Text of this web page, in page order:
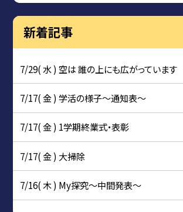
新着記事
7/29( 水 ) 空は 誰の上にも広がっています
7/17( 金 ) 学活の様子〜通知表〜
7/17( 金 ) 1学期終業式・表彰
7/17( 金 ) 大掃除
7/16( 木 ) My探究～中間発表～